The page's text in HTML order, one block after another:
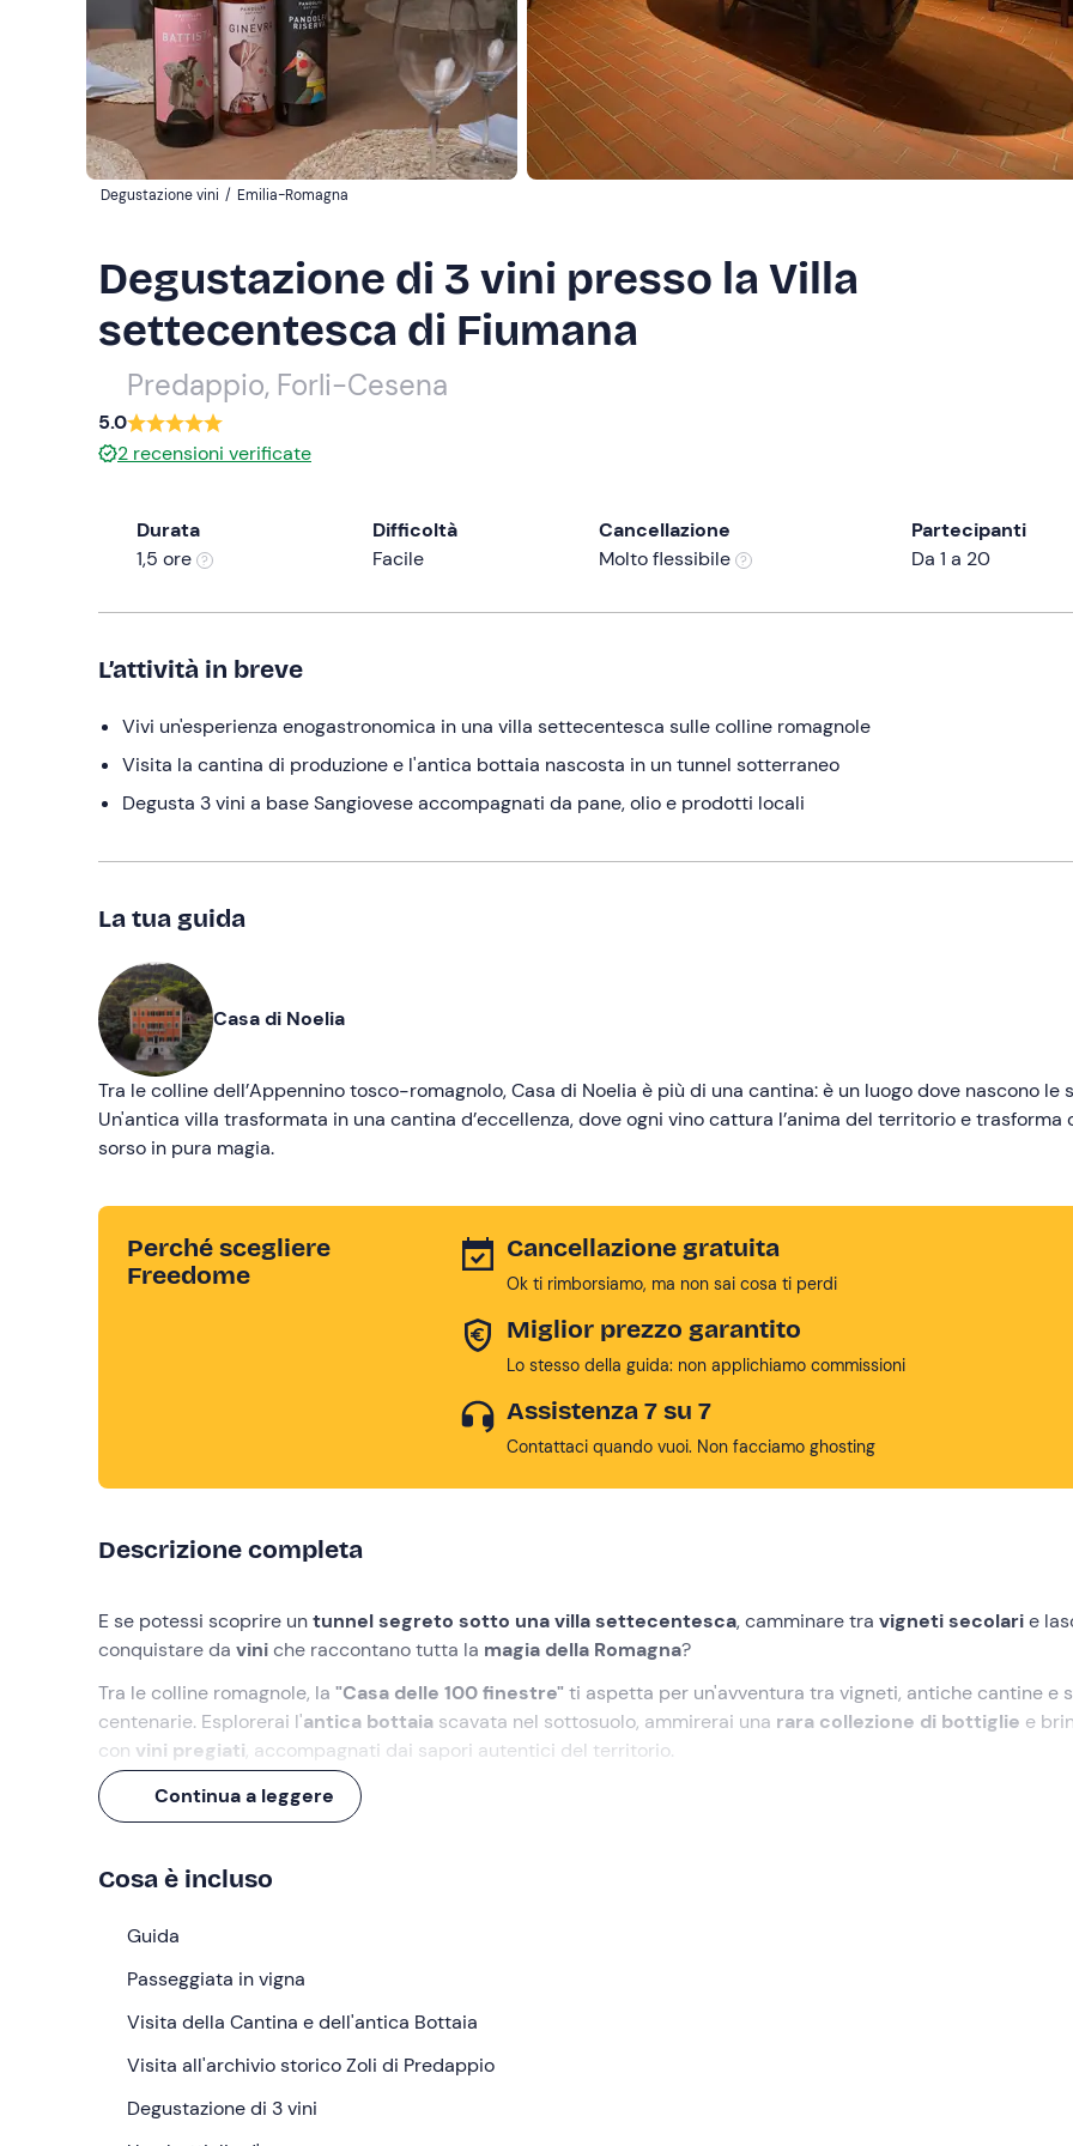
Degustazione vini / Emilia-Romagna
Degustazione di 3 vini presso la Villa
settecentesca di Fiumana
Predappio, Forli-Cesena
5.0
2 recensioni verificate
Durata
1,5 ore
Difficoltà
Facile
Cancellazione
Molto flessibile
Partecipanti
Da 1 a 20
L’attività in breve
Vivi un'esperienza enogastronomica in una villa settecentesca sulle colline romagnole
Visita la cantina di produzione e l'antica bottaia nascosta in un tunnel sotterraneo
Degusta 3 vini a base Sangiovese accompagnati da pane, olio e prodotti locali
La tua guida
Casa di Noelia
Tra le colline dell’Appennino tosco-romagnolo, Casa di Noelia è più di una cantina: è un luogo dove nascono le
Un'antica villa trasformata in una cantina d’eccellenza, dove ogni vino cattura l’anima del territorio e trasforma
sorso in pura magia.
Perché scegliere
Freedome
Cancellazione gratuita
Ok ti rimborsiamo, ma non sai cosa ti perdi
Miglior prezzo garantito
Lo stesso della guida: non applichiamo commissioni
Assistenza 7 su 7
Contattaci quando vuoi. Non facciamo ghosting
Descrizione completa
E se potessi scoprire untunnel segreto sotto una villa settecentesca, camminare tra vigneti secolarie
conquistare da viniche raccontano tutta la magia della Romagna?
Tra le colline romagnole, la "Casa delle 100 finestre" ti aspetta per un'avventura tra vigneti, antiche cantine e
centenarie. Esplorerai l'antica bottaia scavata nel sottosuolo, ammirerai una rara collezione di bottiglie e
con vini pregiati, accompagnati dai sapori autentici del territorio.
Un'esperienza di 1 ora e mezza
L'appuntamento è presso la villa settecentesca e azienda vinicola
Sarà un'occasione per immergerci nella natura e scoprire i segreti della
Proseguiremo con la visita allacantina di produzione
Vedremo da vicino come le uve si trasformano in vino grazie a tecniche che uniscono tradizione e innovazione,
Continua a leggere
Cosa è incluso
Guida
Passeggiata in vigna
Visita della Cantina e dell'antica Bottaia
Visita all'archivio storico Zoli di Predappio
Degustazione di 3 vini